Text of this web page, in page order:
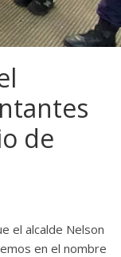
de
el alcalde Nelson
en el nombre